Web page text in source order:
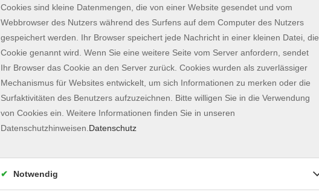
nur buchbare nur beginnende nur online
VATER - PREMIERE - Theatervorstellung
WerkStück
Cookies sind kleine Datenmengen, die von einer Website gesendet und vom
Webbrowser des Nutzers während des Surfens auf dem Computer des Nutzers
gespeichert werden. Ihr Browser speichert jede Nachricht in einer kleinen Datei, die
Cookie genannt wird. Wenn Sie eine weitere Seite vom Server anfordern, sendet
Ihr Browser das Cookie an den Server zurück. Cookies wurden als zuverlässiger
Mechanismus für Websites entwickelt, um sich Informationen zu merken oder die
Surfaktivitäten des Benutzers aufzuzeichnen. Bitte willigen Sie in die Verwendung
von Cookies ein. Weitere Informationen finden Sie in unseren
Datenschutzhinweisen. Datenschutz
Notwendig